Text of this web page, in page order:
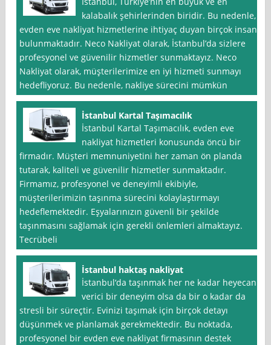
kalabalık şehirlerinden biridir. Bu nedenle,
evden eve nakliyat hizmetlerine ihtiyaç duyan birçok insan
bulunmaktadır. Neco Nakliyat olarak, İstanbul’da sizlere
profesyonel ve güvenilir hizmetler sunmaktayız. Neco
Nakliyat olarak, müşterilerimize en iyi hizmeti sunmayı
hedefliyoruz. Bu nedenle, nakliye sürecini mümkün
İstanbul Kartal Taşımacılık
İstanbul Kartal Taşımacılık, evden eve
nakliyat hizmetleri konusunda öncü bir
firmadır. Müşteri memnuniyetini her zaman ön planda
tutarak, kaliteli ve güvenilir hizmetler sunmaktadır.
Firmamız, profesyonel ve deneyimli ekibiyle,
müşterilerimizin taşınma sürecini kolaylaştırmayı
hedeflemektedir. Eşyalarınızın güvenli bir şekilde
taşınmasını sağlamak için gerekli önlemleri almaktayız.
Tecrübeli
İstanbul haktaş nakliyat
İstanbul‘da taşınmak her ne kadar heyecan
verici bir deneyim olsa da bir o kadar da
stresli bir süreçtir. Evinizi taşımak için birçok detayı
düşünmek ve planlamak gerekmektedir. Bu noktada,
profesyonel bir evden eve nakliyat firmasının destek